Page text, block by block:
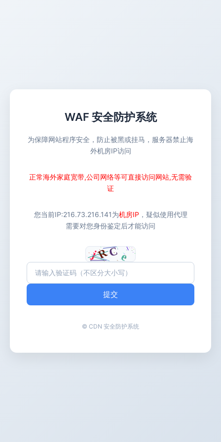
WAF 安全防护系统
为保障网站程序安全，防止被黑或挂马，服务器禁止海
外机房IP访问
正常海外家庭宽带,公司网络等可直接访问网站,无需验
证
您当前IP:216.73.216.141为机房IP ，疑似使用代理
需要对您身份鉴定后才能访问
提交
© CDN 安全防护系统